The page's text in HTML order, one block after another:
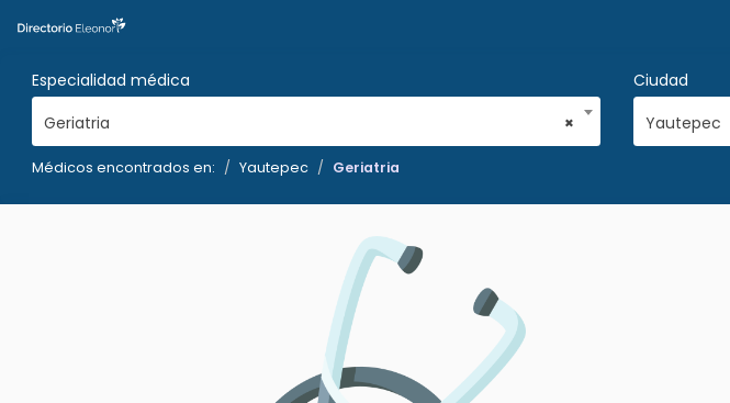
Especialidad médica
×
Geriatria
Ciudad
Yautepec
Médicos encontrados en: Yautepec Geriatria